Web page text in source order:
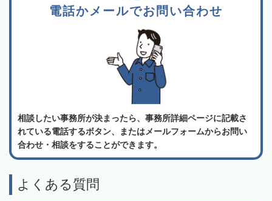
電話かメールでお問い合わせ
相談したい事務所が決まったら、事務所詳細ページに記載さ
れている電話するボタン、またはメールフォームからお問い
合わせ・相談をすることができます。
よくある質問